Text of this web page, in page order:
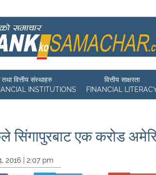
वित्तीय संस्थाहरु
INSTITUTIONS
वित्तीय साक्षरता
FINANCIAL
सिंगापुरबाट एक करोड
2016 | 2:07 pm